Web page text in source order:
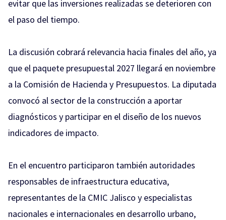
evitar que las inversiones realizadas se deterioren con
el paso del tiempo.
La discusión cobrará relevancia hacia finales del año, ya
que el paquete presupuestal 2027 llegará en noviembre
a la Comisión de Hacienda y Presupuestos. La diputada
convocó al sector de la construcción a aportar
diagnósticos y participar en el diseño de los nuevos
indicadores de impacto.
En el encuentro participaron también autoridades
responsables de infraestructura educativa,
representantes de la CMIC Jalisco y especialistas
nacionales e internacionales en desarrollo urbano,